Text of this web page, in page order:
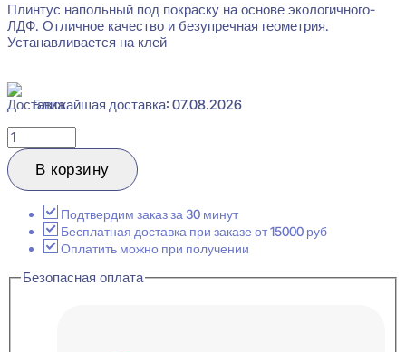
Плинтус напольный под покраску на основе экологичного-
ЛДФ. Отличное качество и безупречная геометрия.
Устанавливается на клей
Ближайшая доставка: 07.08.2026
Количество
товара
Ultrawood
Base
Плинтус
напольный
В корзину
Подтвердим заказ за 30 минут
Бесплатная доставка при заказе от 15000 руб
Оплатить можно при получении
Безопасная оплата